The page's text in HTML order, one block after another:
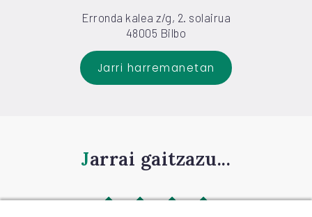
Erronda kalea z/g, 2. solairua
48005 Bilbo
Jarri harremanetan
Jarrai gaitzazu...